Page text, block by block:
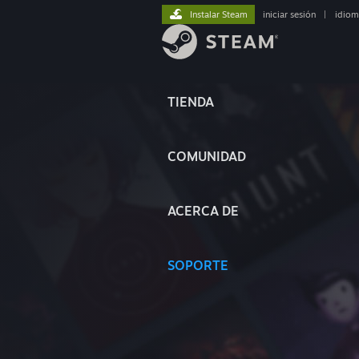
TIENDA
COMUNIDAD
ACERCA DE
SOPORTE
Instalar Steam iniciar sesión